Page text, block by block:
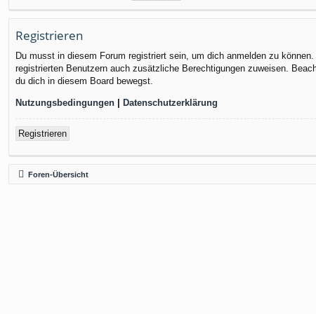
Registrieren
Du musst in diesem Forum registriert sein, um dich anmelden zu
registrierten Benutzern auch zusätzliche Berechtigungen zuweisen.
du dich in diesem Board bewegst.
Nutzungsbedingungen | Datenschutzerklärung
Registrieren
Foren-Übersicht